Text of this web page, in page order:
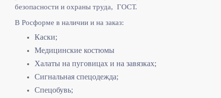
безопасности и охраны труда, ГОСТ.
В Росформе в наличии и на заказ:
Каски;
Медицинские костюмы
Халаты на пуговицах и на завязках;
Сигнальная спецодежда;
Спецобувь;